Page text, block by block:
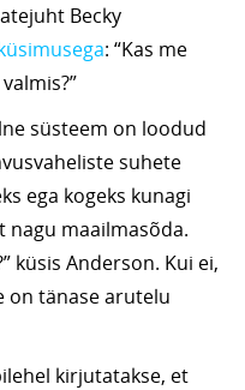
Becky
: “Kas me
süsteem on loodud
suhete
ega kogeks kunagi
nagu maailmasõda.
küsis Anderson. Kui ei,
on tänase arutelu
kirjutatakse, et